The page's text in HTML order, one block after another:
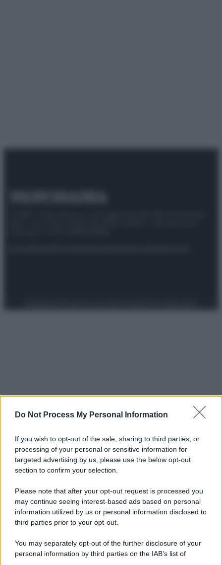
Do Not Process My Personal Information
If you wish to opt-out of the sale, sharing to third parties, or
processing of your personal or sensitive information for
targeted advertising by us, please use the below opt-out
section to confirm your selection.
Please note that after your opt-out request is processed you
may continue seeing interest-based ads based on personal
information utilized by us or personal information disclosed to
third parties prior to your opt-out.
You may separately opt-out of the further disclosure of your
personal information by third parties on the IAB’s list of